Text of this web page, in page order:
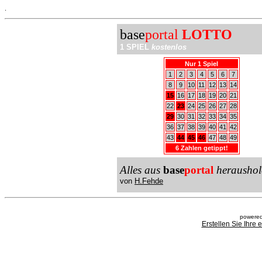
baseportal LOTTO
1 SPIEL kostenlos
Nur 1 Spiel
1
2 3 4 5 6
7
8
9 10 11 12 13
14
15
16 17 18 19 20 21
22 23 24 25 26 27 28
29 30 31 32 33 34 35
36 37 38 39 40 41
42
43 44 45 46 47 48 49
6 Zahlen getippt!
Alles aus baseportal
von H.Fehde
Erstellen Sie Ihre